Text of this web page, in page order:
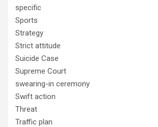
specific
Sports
Strategy
Strict attitude
Suicide Case
Supreme Court
swearing-in ceremony
Swift action
Threat
Traffic plan